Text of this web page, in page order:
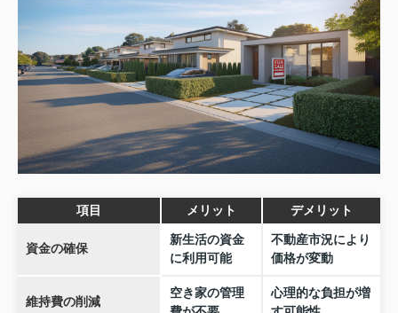
項目 メリット デメリット
資金の確保
新生活の資金
に利用可能
不動産市況により
価格が変動
維持費の削減
空き家の管理
心理的な負担が増